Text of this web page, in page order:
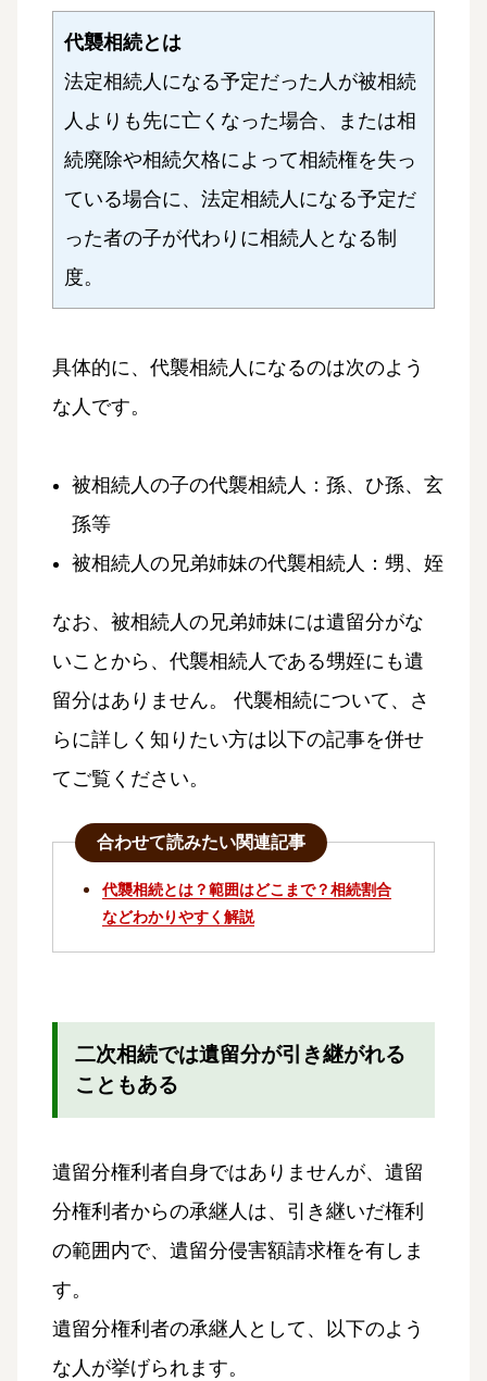
代襲相続とは
法定相続人になる予定だった人が被相続
人よりも先に亡くなった場合、または相
続廃除や相続欠格によって相続権を失っ
ている場合に、法定相続人になる予定だ
った者の子が代わりに相続人となる制
度。
具体的に、代襲相続人になるのは次のよう
な人です。
被相続人の子の代襲相続人：孫、ひ孫、玄
孫等
被相続人の兄弟姉妹の代襲相続人：甥、姪
なお、被相続人の兄弟姉妹には遺留分がな
いことから、代襲相続人である甥姪にも遺
留分はありません。 代襲相続について、さ
らに詳しく知りたい方は以下の記事を併せ
てご覧ください。
合わせて読みたい関連記事
代襲相続とは？範囲はどこまで？相続割合
などわかりやすく解説
二次相続では遺留分が引き継がれる
こともある
遺留分権利者自身ではありませんが、遺留
分権利者からの承継人は、引き継いだ権利
の範囲内で、遺留分侵害額請求権を有しま
す。
遺留分権利者の承継人として、以下のよう
な人が挙げられます。